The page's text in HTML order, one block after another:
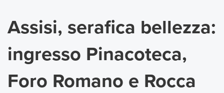
Assisi, serafica bellezza:
ingresso Pinacoteca,
Foro Romano e Rocca